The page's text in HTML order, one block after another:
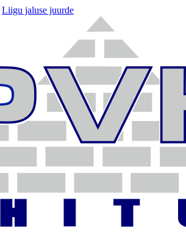
Liigu jaluse juurde